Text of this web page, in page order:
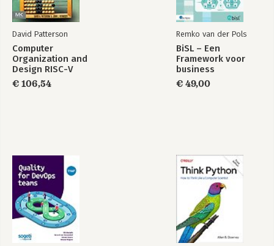
David Patterson
Computer
Organization and
Design RISC-V
Edition
€ 106,54
Remko van der Pols
BiSL – Een
Framework voor
business
€ 49,00